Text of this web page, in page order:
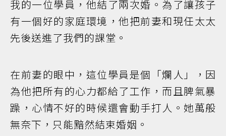
我的一位學員，他結了兩次婚。為了讓孩子
有一個好的家庭環境，他把前妻和現任太太
先後送進了我們的課堂。
在前妻的眼中，這位學員是個「爛人」，因
為他把所有的心力都給了工作，而且脾氣暴
躁，心情不好的時候還會動手打人。她萬般
無奈下，只能黯然結束婚姻。